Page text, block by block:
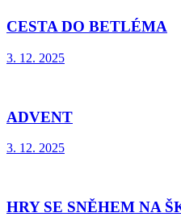
CESTA DO BETLÉMA
3. 12. 2025
ADVENT
3. 12. 2025
HRY SE SNĚHEM NA